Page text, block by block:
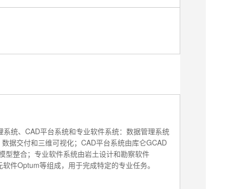
统、CAD平台系统和专业软件系统：数据管理系统
据交付和三维可视化；CAD平台系统由库仑GCAD
型整合；专业软件系统由岩土设计和勘察软件
件Optum等组成，用于完成特定的专业任务。